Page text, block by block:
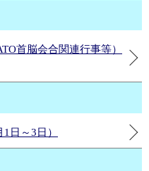
首脳会合関連行事等）
日～3日）